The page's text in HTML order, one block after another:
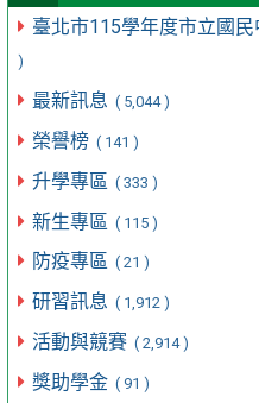
臺北市115學年度市立國
)
最新訊息 ( 5,044 )
榮譽榜 ( 141 )
升學專區 ( 333 )
新生專區 ( 115 )
防疫專區 ( 21 )
研習訊息 ( 1,912 )
活動與競賽 ( 2,914 )
獎助學金 ( 91 )